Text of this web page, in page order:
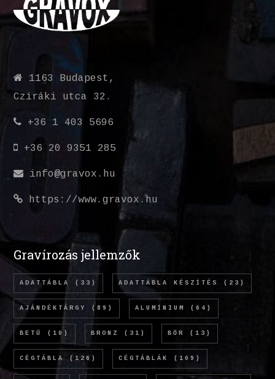
1163 Budapest,
Cziráki utca 32.
+36 1 403 5696
+36 20 9351 285
info@gravox.hu
https://www.gravox.hu
Gravírozás jellemzők
ADATTÁBLA (33) ADATTÁBLA KÉSZÍTÉS (23)
AJÁNDÉKTÁRGY (89) ALUMÍNIUM (64)
BETŰ (10) BRONZ (31) BŐR (13)
CÉGTÁBLA (126) CÉGTÁBLÁK (109)